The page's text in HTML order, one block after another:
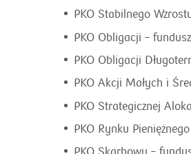
PKO Stabilnego
PKO Obligacji –
PKO Obligacji
PKO Akcji Małych i
PKO Strategicznej
PKO Rynku